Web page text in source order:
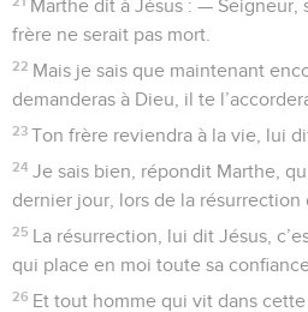
Marthe dit à Jésus : — Seigneur,
frère ne serait pas mort.
22 Mais je sais que maintenant
demanderas à Dieu, il te
23 Ton frère reviendra à la vie, lui
24 Je sais bien, répondit Marthe,
dernier jour, lors de la
25 La résurrection, lui dit Jésus,
qui place en moi toute sa
26 Et tout homme qui vit dans